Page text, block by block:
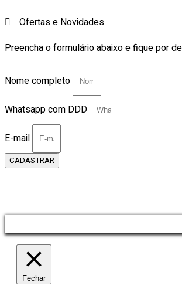
Ofertas e Novidades
Preencha o formulário abaixo e fique por
Nome completo
Whatsapp com DDD
E-mail
CADASTRAR
Fechar